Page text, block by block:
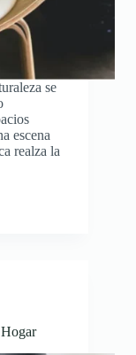
se
escena
realza la